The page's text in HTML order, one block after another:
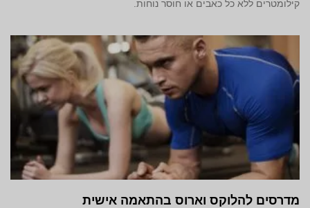
קילומטרים ללא כל כאבים או חוסר נוחות.
מדרסים להלוקס וארוס בהתאמה אישית